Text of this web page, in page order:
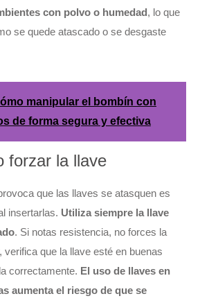
con polvo o humedad, lo que
se quede atascado o se desgaste
manipular el bombín con
de forma segura y efectiva
forzar la llave
que las llaves se atasquen es
insertarlas. Utiliza siempre la llave
. Si notas resistencia, no forces la
verifica que la llave esté en buenas
correctamente. El uso de llaves en
aumenta el riesgo de que se